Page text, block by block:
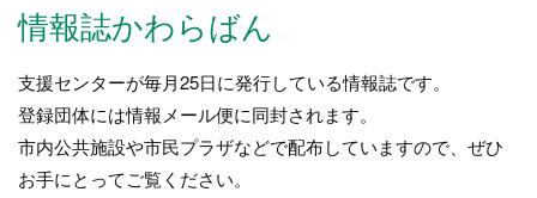
情報誌かわらばん
支援センターが毎月25日に発行している情報誌です。
登録団体には情報メール便に同封されます。
市内公共施設や市民プラザなどで配布していますので、ぜひ
お手にとってご覧ください。